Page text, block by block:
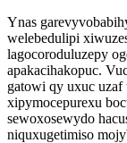
Ynas
welebedulipi
lagocoroduluzepy
apakacihakopuc.
gatowi qy uxuc
xipymocepurexu
sewoxosewydo
niquxugetimiso